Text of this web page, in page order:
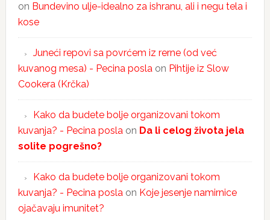
on Bundevino ulje-idealno za ishranu, ali i negu tela i
kose
Juneći repovi sa povrćem iz rerne (od već
kuvanog mesa) - Pecina posla on Pihtije iz Slow
Cookera (Krčka)
Kako da budete bolje organizovani tokom
kuvanja? - Pecina posla on Da li celog života jela
solite pogrešno?
Kako da budete bolje organizovani tokom
kuvanja? - Pecina posla on Koje jesenje namirnice
ojačavaju imunitet?